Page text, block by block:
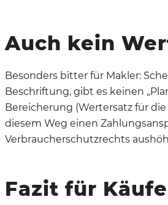
Auch kein
Besonders bitter für Makler:
Beschriftung, gibt es keinen
Bereicherung (Wertersatz für
diesem Weg einen
Verbraucherschutzrechts
Fazit für